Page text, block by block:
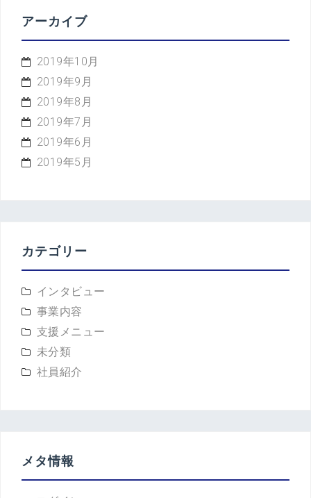
アーカイブ
2019年10月
2019年9月
2019年8月
2019年7月
2019年6月
2019年5月
カテゴリー
インタビュー
事業内容
支援メニュー
未分類
社員紹介
メタ情報